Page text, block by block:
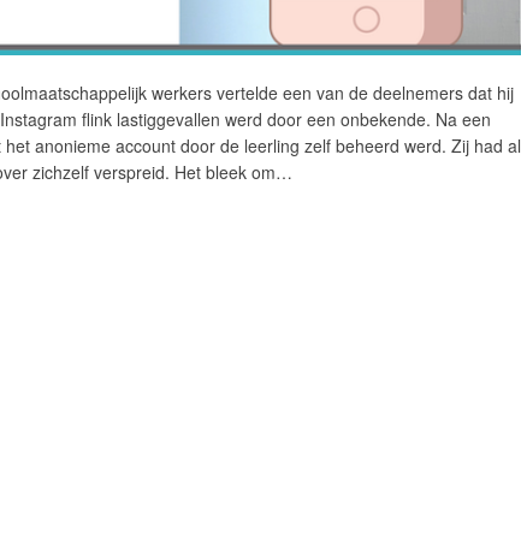
werkers vertelde een van de deelnemers dat hij
flink lastiggevallen werd door een onbekende. Na een
anonieme account door de leerling zelf beheerd werd. Zij had al
zichzelf verspreid. Het bleek om…